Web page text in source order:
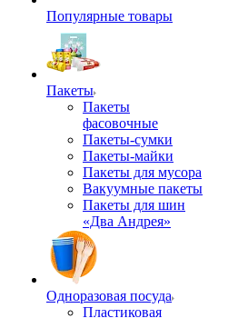
Популярные товары
Пакеты
Пакеты
фасовочные
Пакеты-сумки
Пакеты-майки
Пакеты для мусора
Вакуумные пакеты
Пакеты для шин
«Два Андрея»
Одноразовая посуда
Пластиковая